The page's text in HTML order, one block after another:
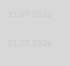
31.07.2026
31.07.2026